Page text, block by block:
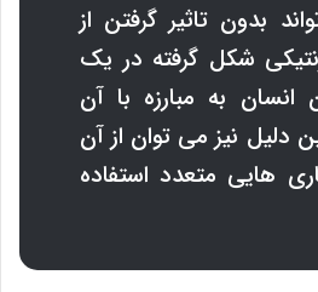
بدون تاثیر گرفتن از
شکل گرفته در یک
به مبارزه با آن
دلیل نیز می توان از آن
هایی متعدد استفاده